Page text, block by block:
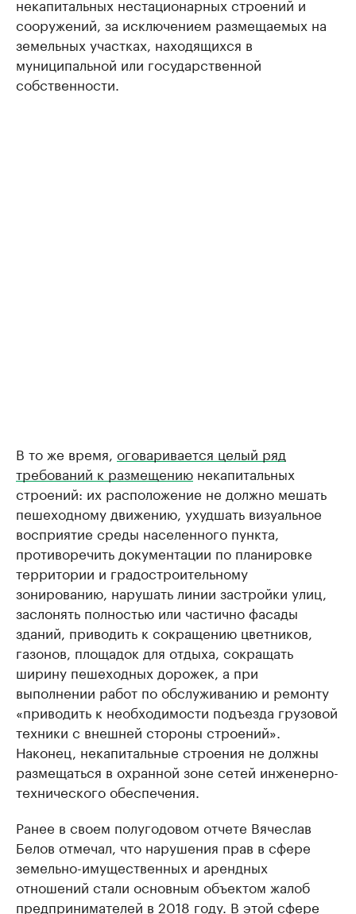
сооружений, за исключением размещаемых на
земельных участках, находящихся в
муниципальной или государственной
собственности.
В то же время, оговаривается целый ряд
требований к размещению некапитальных
строений: их расположение не должно мешать
пешеходному движению, ухудшать визуальное
восприятие среды населенного пункта,
противоречить документации по планировке
территории и градостроительному
зонированию, нарушать линии застройки улиц,
заслонять полностью или частично фасады
зданий, приводить к сокращению цветников,
газонов, площадок для отдыха, сокращать
ширину пешеходных дорожек, а при
выполнении работ по обслуживанию и ремонту
«приводить к необходимости подъезда грузовой
техники с внешней стороны строений».
Наконец, некапитальные строения не должны
размещаться в охранной зоне сетей инженерно-
технического обеспечения.
Ранее в своем полугодовом отчете Вячеслав
Белов отмечал, что нарушения прав в сфере
земельно-имущественных и арендных
отношений стали основным объектом жалоб
предпринимателей в 2018 году. В этой сфере